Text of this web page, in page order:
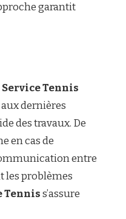
garantit
Service Tennis
dernières
des travaux. De
en cas de
entre
les problèmes
Tenniss’assure